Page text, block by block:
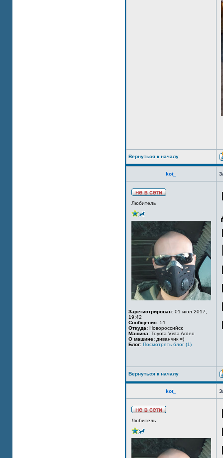
Вернуться к началу
kot_
Любитель
Зарегистрирован: 01 июл 2017,
19:42
Сообщения: 51
Откуда: Новороссийск
Машина: Toyota Vista Ardeo
О машине: диванчик =)
Блог: Посмотреть блог (1)
Вернуться к началу
kot_
Любитель